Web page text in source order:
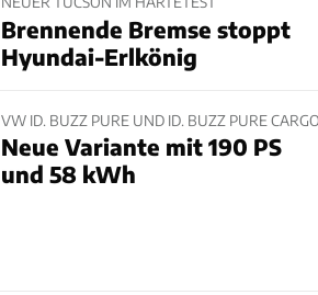
Brennende Bremse stoppt
Hyundai-Erlkönig
VW ID. BUZZ PURE UND ID. BUZZ PURE
Neue Variante mit 190 PS
und 58 kWh